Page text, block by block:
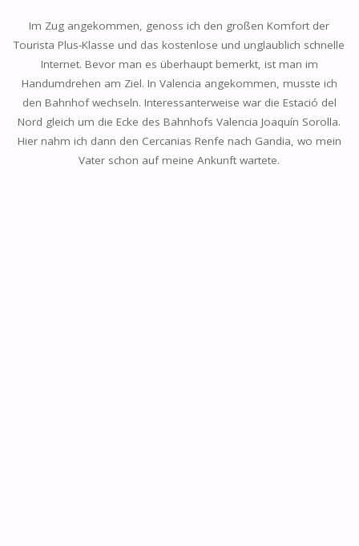
Im Zug angekommen, genoss ich den großen Komfort der
Tourista Plus-Klasse und das kostenlose und unglaublich schnelle
Internet. Bevor man es überhaupt bemerkt, ist man im
Handumdrehen am Ziel. In Valencia angekommen, musste ich
den Bahnhof wechseln. Interessanterweise war die Estació del
Nord gleich um die Ecke des Bahnhofs Valencia Joaquín Sorolla.
Hier nahm ich dann den Cercanias Renfe nach Gandia, wo mein
Vater schon auf meine Ankunft wartete.